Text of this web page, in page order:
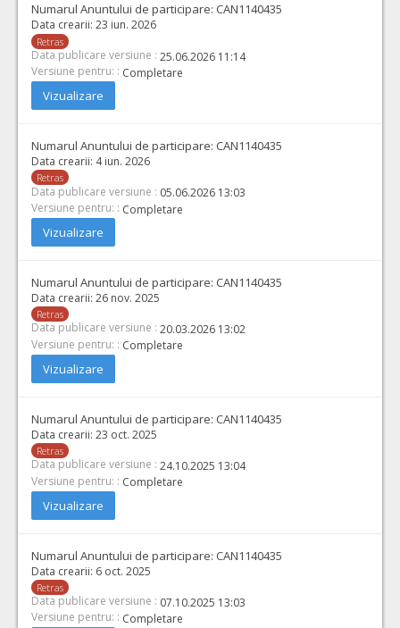
Numarul Anuntului de participare: CAN1140435
Data crearii: 23 iun. 2026
Retras
Data publicare versiune : 25.06.2026 11:14
Versiune pentru: : Completare
Vizualizare
Numarul Anuntului de participare: CAN1140435
Data crearii: 4 iun. 2026
Retras
Data publicare versiune : 05.06.2026 13:03
Versiune pentru: : Completare
Vizualizare
Numarul Anuntului de participare: CAN1140435
Data crearii: 26 nov. 2025
Retras
Data publicare versiune : 20.03.2026 13:02
Versiune pentru: : Completare
Vizualizare
Numarul Anuntului de participare: CAN1140435
Data crearii: 23 oct. 2025
Retras
Data publicare versiune : 24.10.2025 13:04
Versiune pentru: : Completare
Vizualizare
Numarul Anuntului de participare: CAN1140435
Data crearii: 6 oct. 2025
Retras
Data publicare versiune : 07.10.2025 13:03
Versiune pentru: : Completare